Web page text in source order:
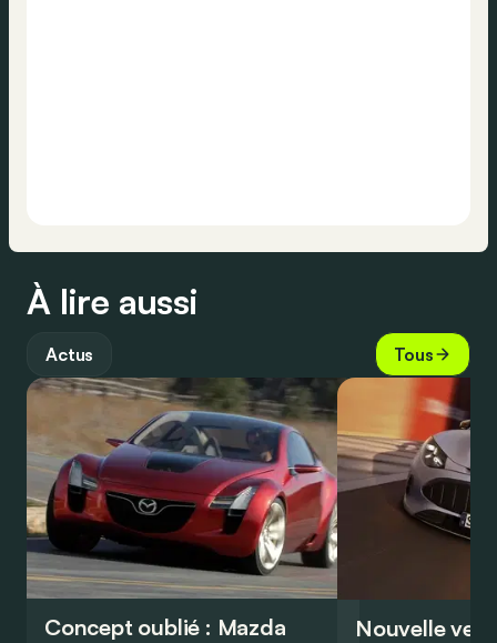
À lire aussi
Actus Tous
Concept oublié : Mazda
Nouvelle